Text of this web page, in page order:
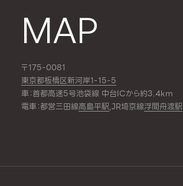
MAP
〒175-0081
東京都板橋区新河岸1-15-5
車：首都高速5号池袋線 中台ICから約3.4km
電車：都営三田線高島平駅,JR埼京線浮間舟渡駅